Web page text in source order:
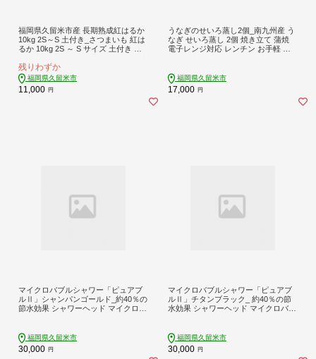
福岡県久留米市産 長期熟成紅はるか
10kg 2S～S 土付き_さつまいも 紅は
るか 10kg 2S ～ S サイズ 土付き 久
成 熟成 上品 甘み ねっとり しっとり
本場 美味しい おやつ スイーツ 常温
発送 国産 九州 福岡県 久留米市 お取
り寄せ お取り寄せグルメ 送料無料_
残りわずか
福岡県久留米市
11,000 円
うなぎのせいろ蒸し2個_南九州産 う
なぎ せいろ蒸し 2個 焼き立て 蒲焼
電子レンジ対応 レンチン お手軽 簡
取り寄せグルメ 冷凍 国産うなぎ 柳
栄館 福岡県 久留米市 送料無料_Cu10
6
福岡県久留米市
17,000 円
マイクロバブルシャワー「ピュアブ
ルⅡ」シャンパンゴールド_約40％の
節水効果 シャワーヘッド マイクロバ
保湿 すっきり 洗浄 温浴効果 軽量 コ
ンパクト バス用品 シャワー お風呂
送料無料 久留米市_Qx015-SGD
福岡県久留米市
30,000 円
マイクロバブルシャワー「ピュアブ
ルⅡ」チタンブラック_ 約40％の節
水効果 シャワーヘッド マイクロバブ
保湿 すっきり 洗浄 やさしい 温浴効
果 軽量 コンパクト バス用品 シャワ
ー お風呂 送料無料 久留米市_Qx015
福岡県久留米市
30,000 円